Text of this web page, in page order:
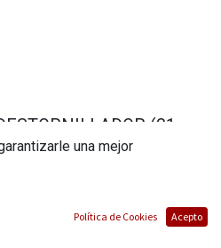
(31
una mejor
Política de Cookies Acepto